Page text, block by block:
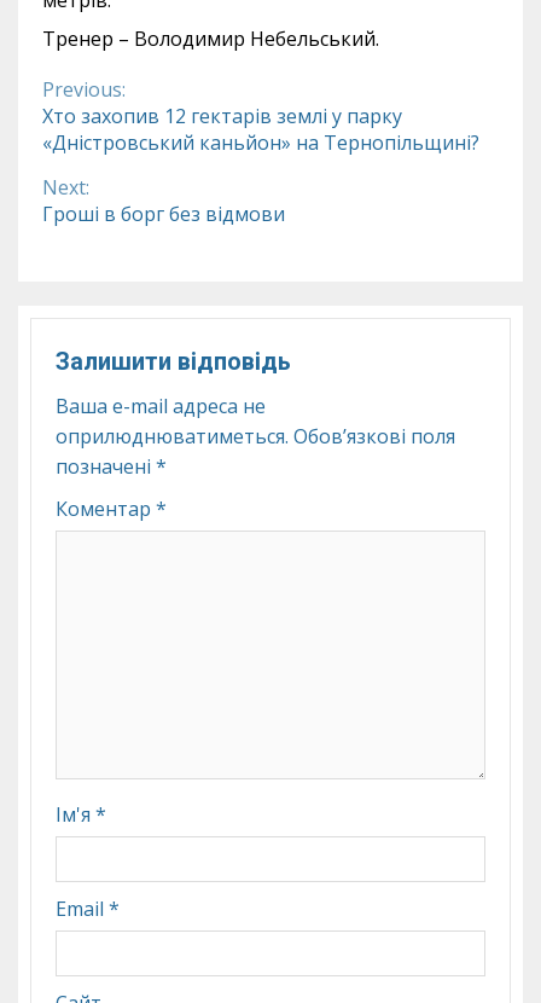
Тренер – Володимир Небельський.
Continue
Reading
Previous:
Хто захопив 12 гектарів землі у парку
«Дністровський каньйон» на Тернопільщині?
Next:
Гроші в борг без відмови
Залишити відповідь
Ваша e-mail адреса не
оприлюднюватиметься. Обов’язкові поля
позначені *
Коментар *
Ім'я *
Email *